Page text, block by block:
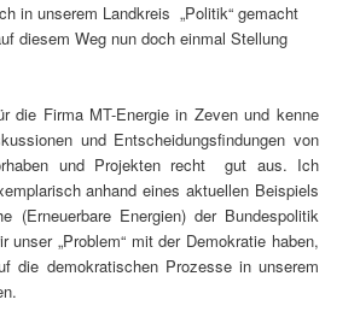
in unserem Landkreis „Politik“ gemacht
diesem Weg nun doch einmal Stellung
die Firma MT-Energie in Zeven und kenne
und Entscheidungsfindungen von
und Projekten recht gut aus. Ich
anhand eines aktuellen Beispiels
(Erneuerbare Energien) der Bundespolitik
unser „Problem“ mit der Demokratie haben,
die demokratischen Prozesse in unserem